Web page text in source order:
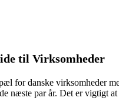
til Virksomheder
for danske virksomheder
næste par år. Det er vigtigt